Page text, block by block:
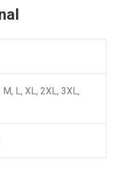
M, L, XL, 2XL, 3XL,